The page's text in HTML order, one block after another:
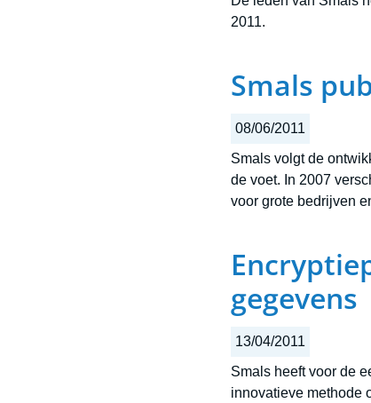
2011.
Smals
08/06/2011
Smals volgt de
de voet. In 2007
voor grote bedrijven
gegevens
13/04/2011
Smals heeft voor de
innovatieve methode